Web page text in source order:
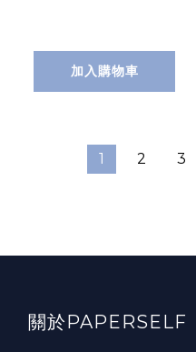
加入購物車
1 2 3
關於PAPERSELF